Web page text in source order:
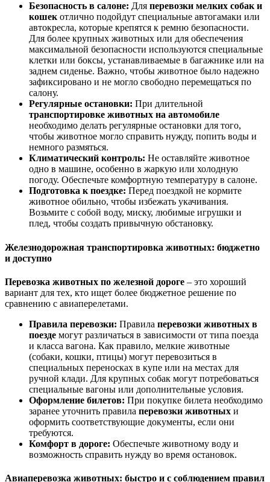
Безопасность в салоне: Для перевозки мелких собак и
кошек отлично подойдут специальные автогамаки или
автокресла, которые крепятся к ремню безопасности.
Для более крупных животных или для обеспечения
максимальной безопасности используются специальные
клетки или боксы, устанавливаемые в багажнике или на
заднем сиденье. Важно, чтобы животное было надежно
зафиксировано и не могло свободно перемещаться по
салону.
Регулярные остановки: При длительной
транспортировке животных на автомобиле
необходимо делать регулярные остановки для того,
чтобы животное могло справить нужду, попить воды и
немного размяться.
Климатический контроль: Не оставляйте животное
одно в машине, особенно в жаркую или холодную
погоду. Обеспечьте комфортную температуру в салоне.
Подготовка к поездке: Перед поездкой не кормите
животное обильно, чтобы избежать укачивания.
Возьмите с собой воду, миску, любимые игрушки и
плед, чтобы создать привычную обстановку.
Железнодорожная транспортировка животных: бюджетно
и доступно
Перевозка животных по железной дороге – это хороший
вариант для тех, кто ищет более бюджетное решение по
сравнению с авиаперелетами.
Правила перевозки: Правила перевозки животных в
поезде могут различаться в зависимости от типа поезда
и класса вагона. Как правило, мелкие животные
(собаки, кошки, птицы) могут перевозиться в
специальных переносках в купе или на местах для
ручной клади. Для крупных собак могут потребоваться
специальные вагоны или дополнительные условия.
Оформление билетов: При покупке билета необходимо
заранее уточнить правила перевозки животных и
оформить соответствующие документы, если они
требуются.
Комфорт в дороге: Обеспечьте животному воду и
возможность справить нужду во время остановок.
Авиаперевозка животных: быстро и с соблюдением правил